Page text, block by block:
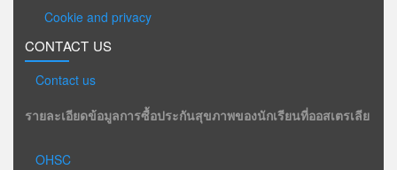
Cookie and privacy
CONTACT US
Contact us
รายละเอียดข้อมูลการซื้อประกันสุขภาพของนักเรียนที่ออสเตรเลีย
OHSC